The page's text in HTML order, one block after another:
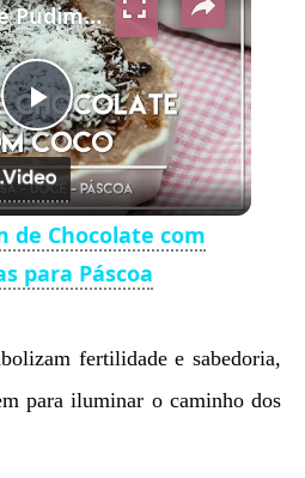
Play
Video
Receita de Pudim de Chocolate com Coco - Receitinhas para Páscoa
de Chocolate com
para Páscoa
fertilidade e sabedoria,
para iluminar o caminho dos